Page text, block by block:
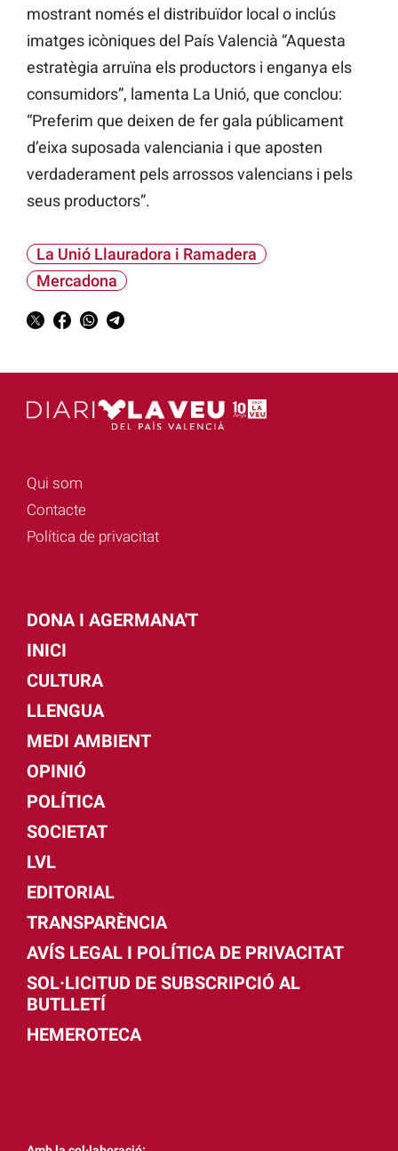
mostrant només el distribuïdor local o inclús
imatges icòniques del País Valencià “Aquesta
estratègia arruïna els productors i enganya els
consumidors”, lamenta La Unió, que conclou:
“Preferim que deixen de fer gala públicament
d’eixa suposada valenciania i que aposten
verdaderament pels arrossos valencians i pels
seus productors”.
La Unió Llauradora i Ramadera
Mercadona
Qui som
Contacte
Política de privacitat
DONA I AGERMANA'T
INICI
CULTURA
LLENGUA
MEDI AMBIENT
OPINIÓ
POLÍTICA
SOCIETAT
LVL
EDITORIAL
TRANSPARÈNCIA
AVÍS LEGAL I POLÍTICA DE PRIVACITAT
SOL·LICITUD DE SUBSCRIPCIÓ AL
BUTLLETÍ
HEMEROTECA